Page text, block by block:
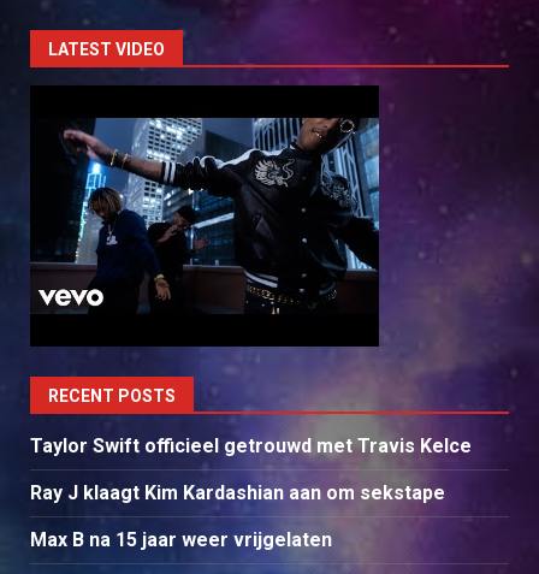
LATEST VIDEO
RECENT POSTS
Taylor Swift officieel getrouwd met Travis Kelce
Ray J klaagt Kim Kardashian aan om sekstape
Max B na 15 jaar weer vrijgelaten